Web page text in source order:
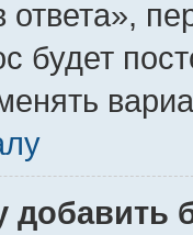
будет
добавить